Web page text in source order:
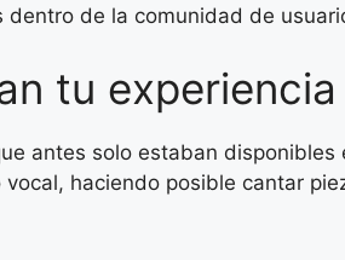
de la comunidad de
tu
antes solo estaban
haciendo posible cantar